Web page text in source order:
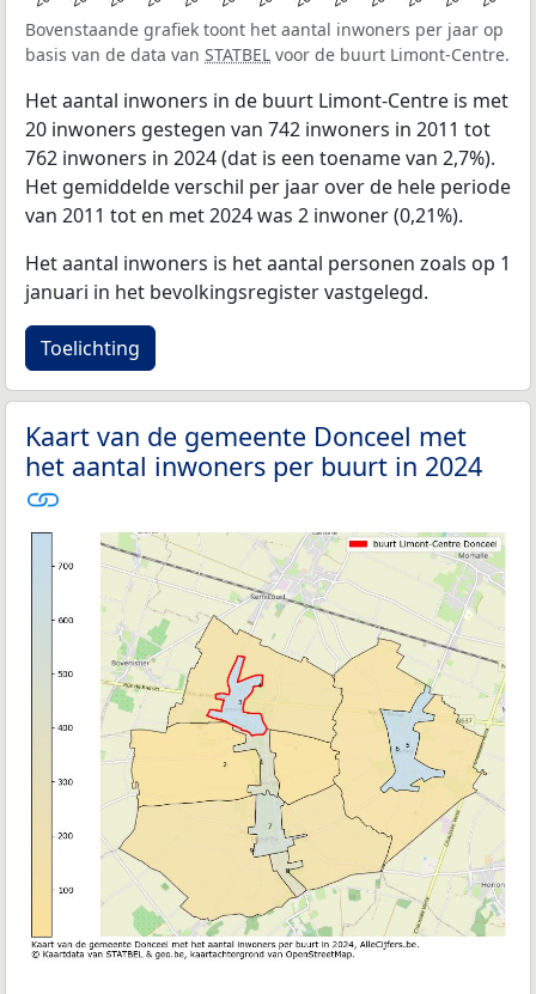
Bovenstaande grafiek toont het aantal inwoners per jaar op
basis van de data van STATBEL voor de buurt Limont-Centre.
Het aantal inwoners in de buurt Limont-Centre is met
20 inwoners gestegen van 742 inwoners in 2011 tot
762 inwoners in 2024 (dat is een toename van 2,7%).
Het gemiddelde verschil per jaar over de hele periode
van 2011 tot en met 2024 was 2 inwoner (0,21%).
Het aantal inwoners is het aantal personen zoals op 1
januari in het bevolkingsregister vastgelegd.
Toelichting
Kaart van de gemeente Donceel met
het aantal inwoners per buurt in 2024